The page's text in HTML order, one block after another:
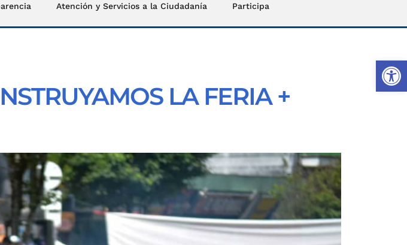
Atención y Servicios a la Ciudadanía Participa
LA FERIA +